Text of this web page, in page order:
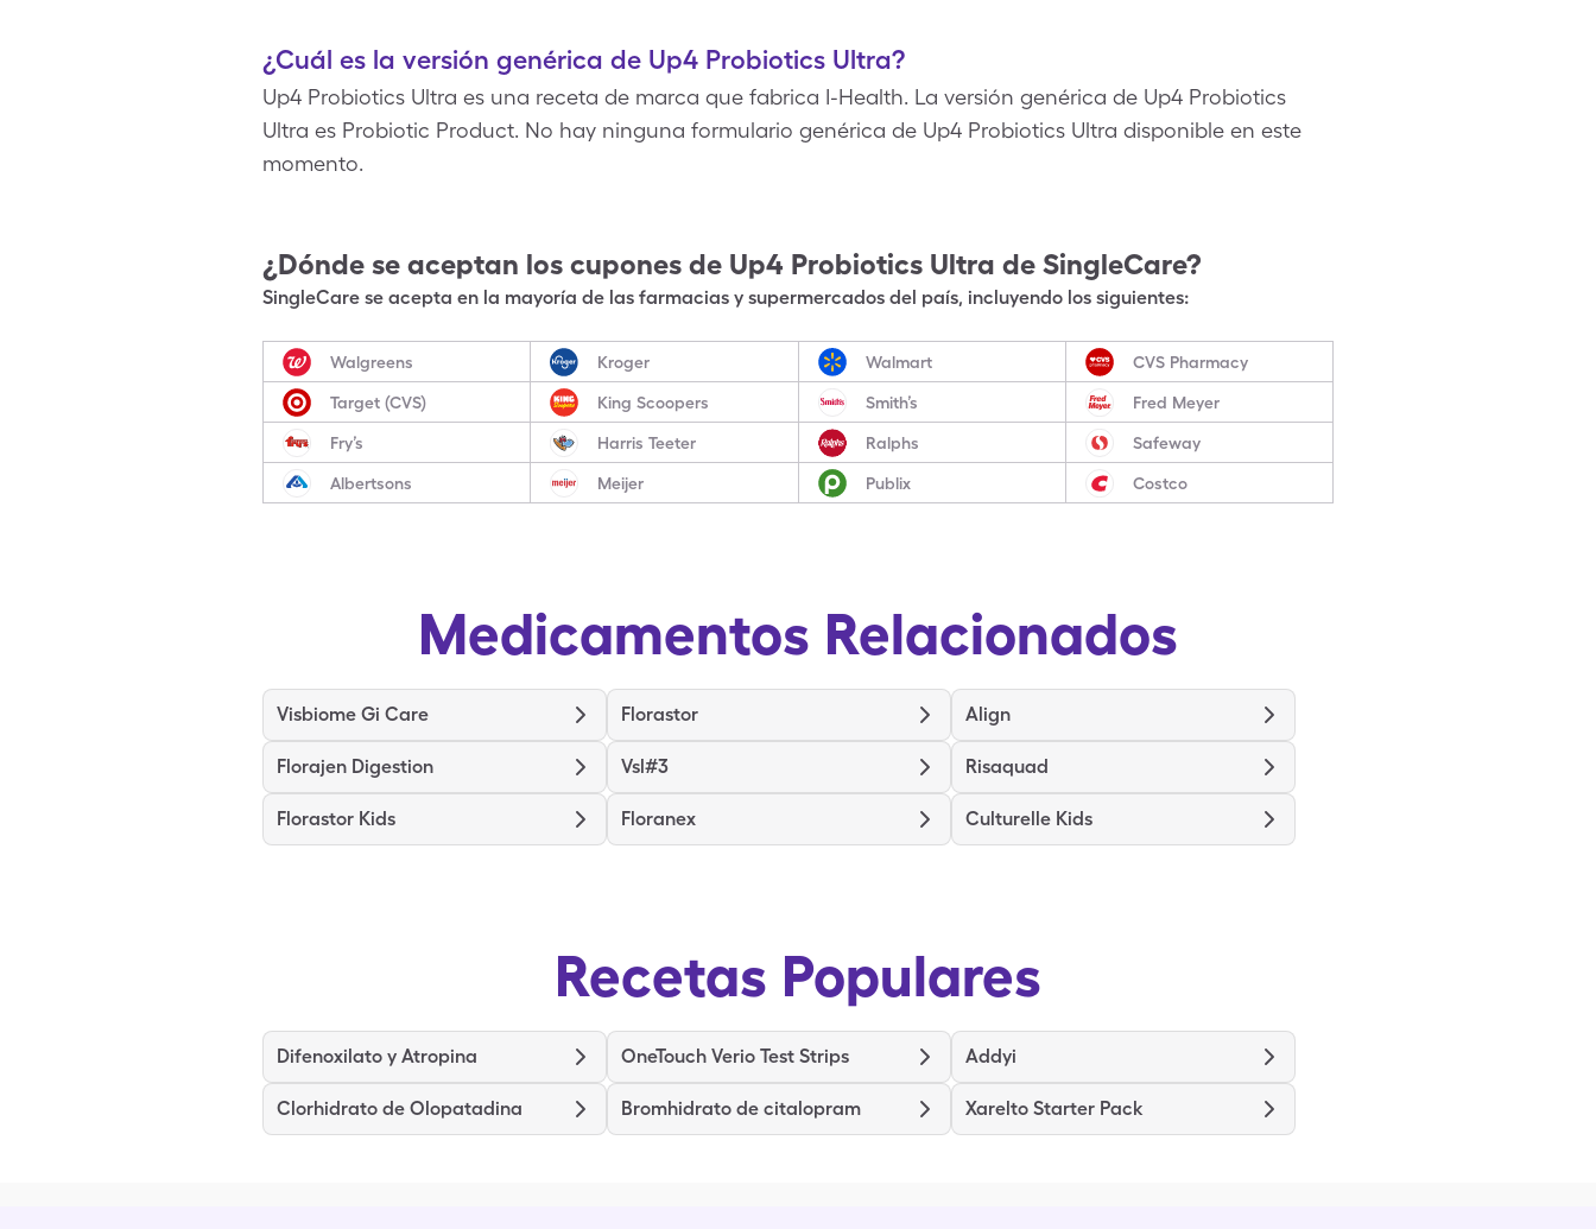
¿Cuál es la versión genérica de Up4 Probiotics Ultra?
Up4 Probiotics Ultra es una receta de marca que fabrica I-Health. La versión genérica de Up4 Probiotics
Ultra es Probiotic Product. No hay ninguna formulario genérica de Up4 Probiotics Ultra disponible en este
momento.
¿Dónde se aceptan los cupones de Up4 Probiotics Ultra de SingleCare?
SingleCare se acepta en la mayoría de las farmacias y supermercados del país, incluyendo los siguientes:
Walgreens Kroger Walmart CVS Pharmacy
Target (CVS) King Scoopers Smith’s Fred Meyer
Fry’s Harris Teeter Ralphs Safeway
Albertsons Meijer Publix Costco
Medicamentos Relacionados
Visbiome Gi Care Florastor Align
Florajen Digestion Vsl#3 Risaquad
Florastor Kids Floranex Culturelle Kids
Recetas Populares
Difenoxilato y Atropina OneTouch Verio Test Strips Addyi
Clorhidrato de Olopatadina Bromhidrato de citalopram Xarelto Starter Pack